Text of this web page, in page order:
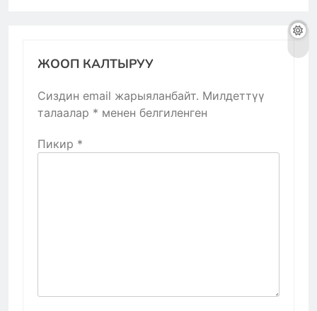
ЖООП КАЛТЫРУУ
Сиздин email жарыяланбайт. Милдеттүү
талаалар * менен белгиленген
Пикир *